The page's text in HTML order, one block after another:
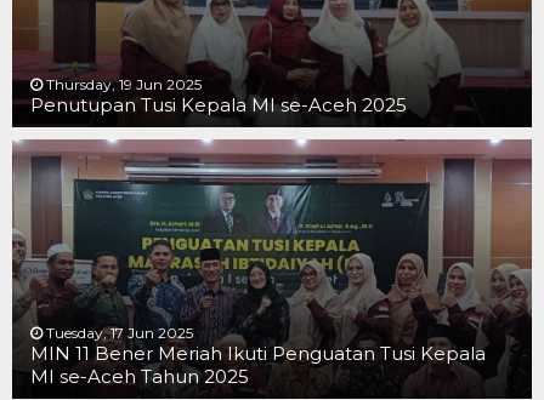
Thursday, 19 Jun 2025
Penutupan Tusi Kepala MI se-Aceh 2025
Tuesday, 17 Jun 2025
MIN 11 Bener Meriah Ikuti Penguatan Tusi Kepala
MI se-Aceh Tahun 2025
19 JUN 2025
19 JUN 2025
16 JUN 2025